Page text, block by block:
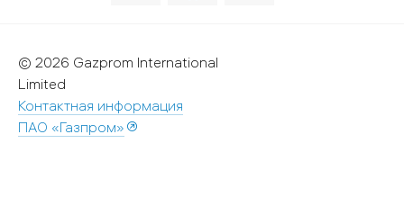
© 2026 Gazprom International
Limited
Контактная информация
ПАО «Газпром»